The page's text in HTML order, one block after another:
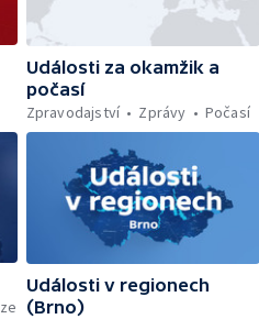
na Moravě — Klimatizace v MHD —
na dětských odděleních
— Klimatizace v domácnostech —
Trumpovým clům — Záchrana
v Lamanšském průlivu — Čištění
— Sběr borůvek v
oblastech Šumavy — Investice
sítě — Hromadný pohřeb v
život v Jižní Koreji — Potopení
v Rudém moři — Nedostatek
zdraví ptáků — Natáčení
pro neslyšící
Události za okamžik a
počasí
Zpravodajství
Zprávy Počasí
Události v regionech
(Brno)